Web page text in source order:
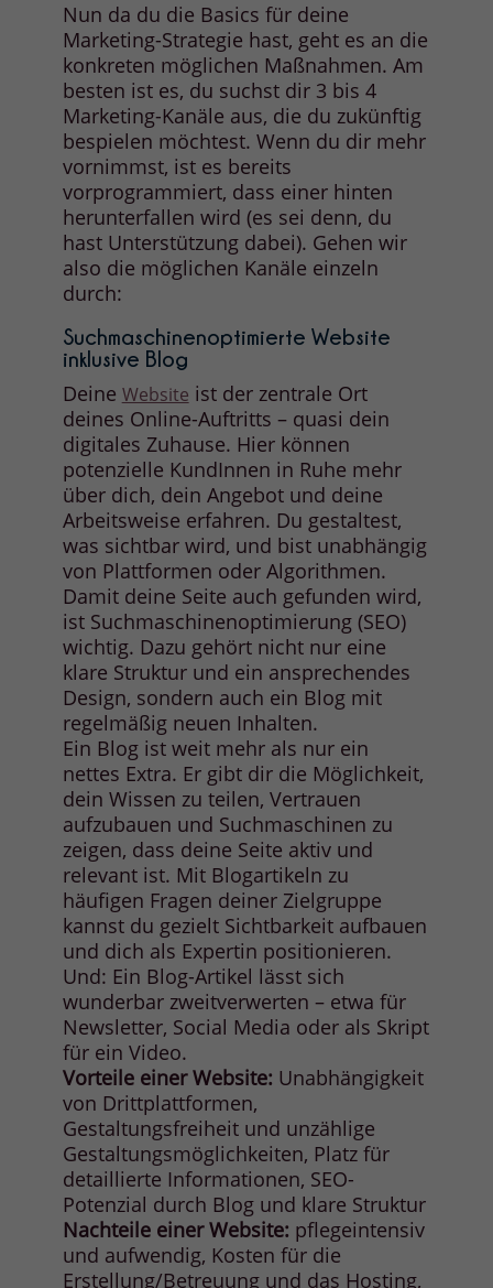
Nun da du die Basics für deine
Marketing-Strategie hast, geht es an die
konkreten möglichen Maßnahmen. Am
besten ist es, du suchst dir 3 bis 4
Marketing-Kanäle aus, die du zukünftig
bespielen möchtest. Wenn du dir mehr
vornimmst, ist es bereits
vorprogrammiert, dass einer hinten
herunterfallen wird (es sei denn, du
hast Unterstützung dabei). Gehen wir
also die möglichen Kanäle einzeln
durch:
Suchmaschinenoptimierte Website
inklusive Blog
Deine Website ist der zentrale Ort
deines Online-Auftritts – quasi dein
digitales Zuhause. Hier können
potenzielle KundInnen in Ruhe mehr
über dich, dein Angebot und deine
Arbeitsweise erfahren. Du gestaltest,
was sichtbar wird, und bist unabhängig
von Plattformen oder Algorithmen.
Damit deine Seite auch gefunden wird,
ist Suchmaschinenoptimierung (SEO)
wichtig. Dazu gehört nicht nur eine
klare Struktur und ein ansprechendes
Design, sondern auch ein Blog mit
regelmäßig neuen Inhalten.
Ein Blog ist weit mehr als nur ein
nettes Extra. Er gibt dir die Möglichkeit,
dein Wissen zu teilen, Vertrauen
aufzubauen und Suchmaschinen zu
zeigen, dass deine Seite aktiv und
relevant ist. Mit Blogartikeln zu
häufigen Fragen deiner Zielgruppe
kannst du gezielt Sichtbarkeit aufbauen
und dich als Expertin positionieren.
Und: Ein Blog-Artikel lässt sich
wunderbar zweitverwerten – etwa für
Newsletter, Social Media oder als Skript
für ein Video.
Vorteile einer Website: Unabhängigkeit
von Drittplattformen,
Gestaltungsfreiheit und unzählige
Gestaltungsmöglichkeiten, Platz für
detaillierte Informationen, SEO-
Potenzial durch Blog und klare Struktur
Nachteile einer Website: pflegeintensiv
und aufwendig, Kosten für die
Erstellung/Betreuung und das Hosting,